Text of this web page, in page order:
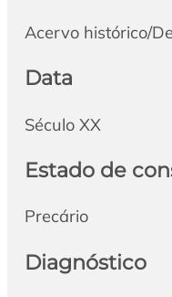
Acervo histórico/
Data
Século XX
Estado de
Precário
Diagnóstico